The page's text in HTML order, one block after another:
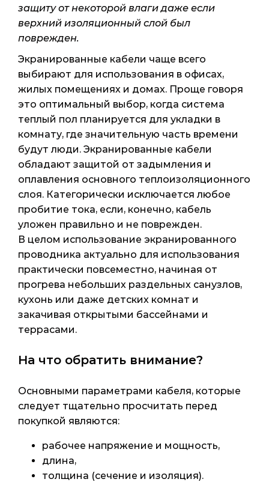
защиту от некоторой влаги даже если
верхний изоляционный слой был
поврежден.
Экранированные кабели чаще всего
выбирают для использования в офисах,
жилых помещениях и домах. Проще говоря
это оптимальный выбор, когда система
теплый пол планируется для укладки в
комнату, где значительную часть времени
будут люди. Экранированные кабели
обладают защитой от задымления и
оплавления основного теплоизоляционного
слоя. Категорически исключается любое
пробитие тока, если, конечно, кабель
уложен правильно и не поврежден.
В целом использование экранированного
проводника актуально для использования
практически повсеместно, начиная от
прогрева небольших раздельных санузлов,
кухонь или даже детских комнат и
закачивая открытыми бассейнами и
террасами.
На что обратить внимание?
Основными параметрами кабеля, которые
следует тщательно просчитать перед
покупкой являются:
рабочее напряжение и мощность,
длина,
толщина (сечение и изоляция).